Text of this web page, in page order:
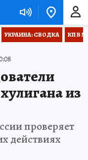
УКРАИНА: СВОДКА КП В
из
проверяет
действиях